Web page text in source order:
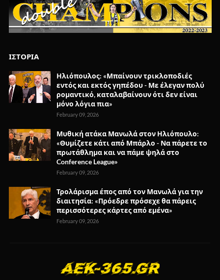
ΙΣΤΟΡΙΑ
Ηλιόπουλος: «Μπαίνουν τρικλοποδιές
εντός και εκτός γηπέδου - Με έλεγαν πολύ
ρομαντικό, καταλαβαίνουν ότι δεν είναι
μόνο λόγια πια»
February 09, 2026
Μυθική ατάκα Μανωλά στον Ηλιόπουλο:
«Θυμίζετε κάτι από Μπάρλο - Να πάρετε το
πρωτάθλημα και να πάμε ψηλά στο
Conference League»
February 09, 2026
Τρολάρισμα έπος από τον Μανωλά για την
διαιτησία: «Πρόεδρε πρόσεχε θα πάρεις
περισσότερες κάρτες από εμένα»
February 09, 2026